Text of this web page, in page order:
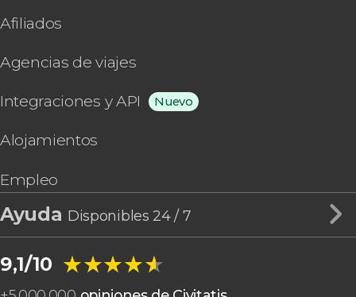
Afiliados
Agencias de viajes
Integraciones y API Nuevo
Alojamientos
Empleo
Ayuda Disponibles 24 / 7
9,1/10 ★★★★★
★★★★★